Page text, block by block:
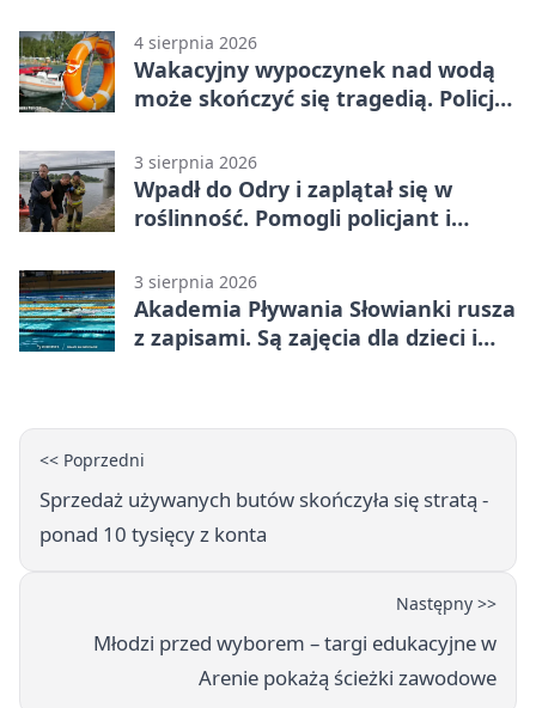
4 sierpnia 2026
Wakacyjny wypoczynek nad wodą
może skończyć się tragedią. Policja
3 sierpnia 2026
Wpadł do Odry i zaplątał się w
roślinność. Pomogli policjant i
3 sierpnia 2026
Akademia Pływania Słowianki rusza
z zapisami. Są zajęcia dla dzieci i
<< Poprzedni
Sprzedaż używanych butów skończyła się stratą -
ponad 10 tysięcy z konta
Następny >>
Młodzi przed wyborem – targi edukacyjne w
Arenie pokażą ścieżki zawodowe